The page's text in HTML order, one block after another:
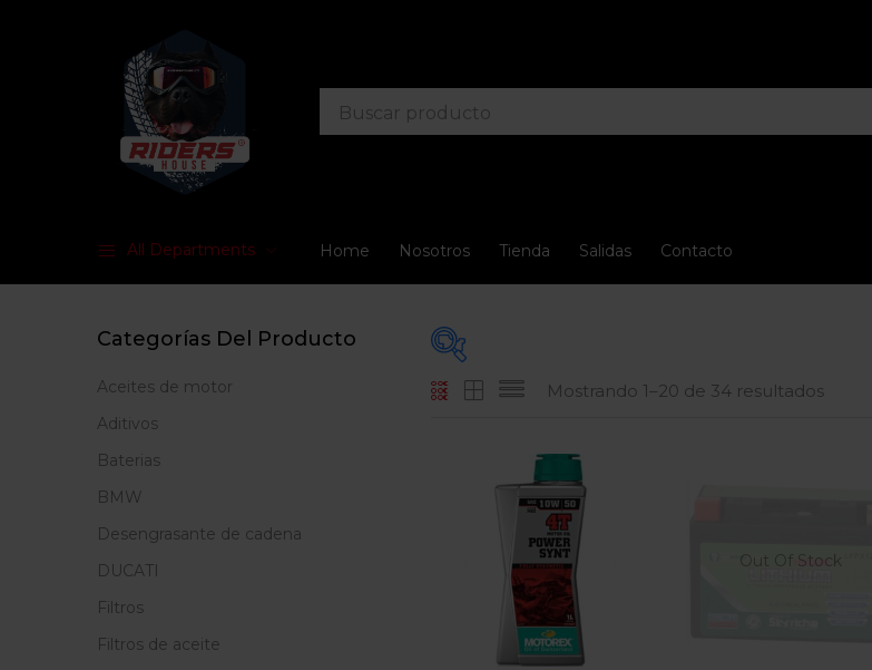
All Departments Home Nosotros Tienda Salidas Contacto
FILTRO
$35.000—
En oferta (15)
Mostrando 1–20 de 34 resultados
Out Of Stock
Categorías Del Producto
Aceites de motor
Aditivos
Baterias
BMW
Desengrasante de cadena
DUCATI
Filtros
Filtros de aceite